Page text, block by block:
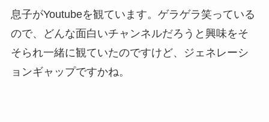
息子がYoutubeを観ています。ゲラゲラ笑っている
ので、どんな面白いチャンネルだろうと興味をそ
そられ一緒に観ていたのですけど、ジェネレーシ
ョンギャップですかね。